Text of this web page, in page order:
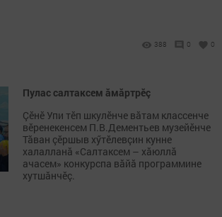
388 0 0
Пулас салтаксем ăмăртрӗç
Çӗнӗ Упи тӗп шкулӗнче вăтам классенче
вӗренекенсем П.В.Дементьев музейӗнче
Тӑван çӗршыв хӳтӗлевçин кунне
халалланӑ «Салтаксем – хăюллă
ачасем» конкурспа вӑйӑ программине
хутшăнчӗç.